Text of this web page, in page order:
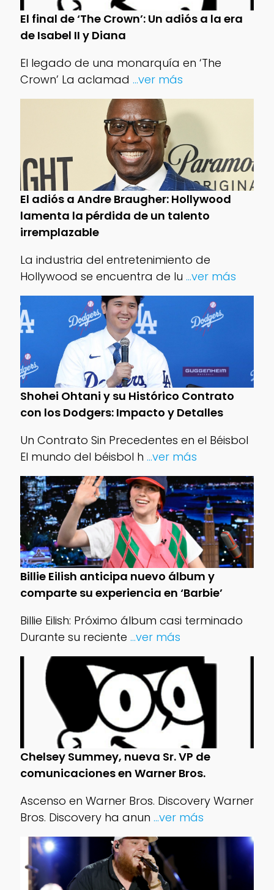
El final de ‘The Crown’: Un adiós a la era
de Isabel II y Diana
El legado de una monarquía en ‘The
Crown’ La aclamad ...ver más
El adiós a Andre Braugher: Hollywood
lamenta la pérdida de un talento
irremplazable
La industria del entretenimiento de
Hollywood se encuentra de lu ...ver más
Shohei Ohtani y su Histórico Contrato
con los Dodgers: Impacto y Detalles
Un Contrato Sin Precedentes en el Béisbol
El mundo del béisbol h ...ver más
Billie Eilish anticipa nuevo álbum y
comparte su experiencia en ‘Barbie’
Billie Eilish: Próximo álbum casi terminado
Durante su reciente ...ver más
Chelsey Summey, nueva Sr. VP de
comunicaciones en Warner Bros.
Ascenso en Warner Bros. Discovery Warner
Bros. Discovery ha anun ...ver más